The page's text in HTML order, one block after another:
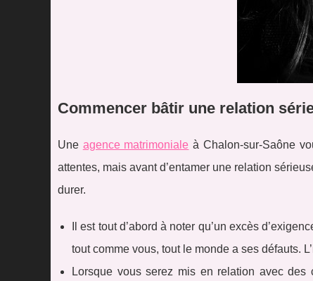
Commencer bâtir une relation
Une agence matrimoniale à Chalon-sur-Saône
attentes, mais avant d’entamer une relation
durer.
Il est tout d’abord à noter qu’un excès
tout comme vous, tout le monde a ses défauts.
Lorsque vous serez mis en relation avec